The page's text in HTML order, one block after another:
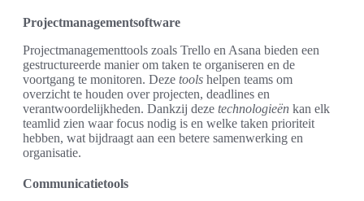
Projectmanagementsoftware
Projectmanagementtools zoals Trello en Asana bieden een
gestructureerde manier om taken te organiseren en de
voortgang te monitoren. Deze tools helpen teams om
overzicht te houden over projecten, deadlines en
verantwoordelijkheden. Dankzij deze technologieën kan elk
teamlid zien waar focus nodig is en welke taken prioriteit
hebben, wat bijdraagt aan een betere samenwerking en
organisatie.
Communicatietools